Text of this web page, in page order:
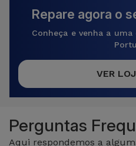
Repare agora o
Conheça e venha a
VER
Perguntas
Aqui respondemos a